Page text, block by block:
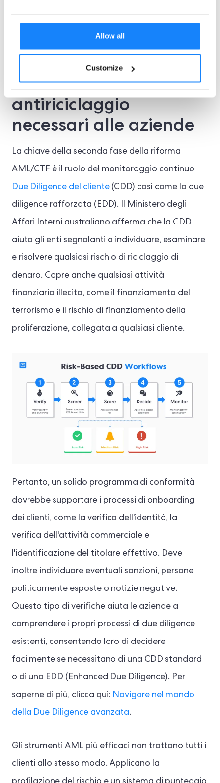
Allow all
Customize
Strumenti di due
diligence sui clienti e
antiriciclaggio
necessari alle aziende
La chiave della seconda fase della riforma
AML/CTF è il ruolo del monitoraggio continuo
Due Diligence del cliente (CDD) così come la due
diligence rafforzata (EDD). Il Ministero degli
Affari Interni australiano afferma che la CDD
aiuta gli enti segnalanti a individuare, esaminare
e risolvere qualsiasi rischio di riciclaggio di
denaro. Copre anche qualsiasi attività
finanziaria illecita, come il finanziamento del
terrorismo e il rischio di finanziamento della
proliferazione, collegata a qualsiasi cliente.
Pertanto, un solido programma di conformità
dovrebbe supportare i processi di onboarding
dei clienti, come la verifica dell'identità, la
verifica dell'attività commerciale e
l'identificazione del titolare effettivo. Deve
inoltre individuare eventuali sanzioni, persone
politicamente esposte o notizie negative.
Questo tipo di verifiche aiuta le aziende a
comprendere i propri processi di due diligence
esistenti, consentendo loro di decidere
facilmente se necessitano di una CDD standard
o di una EDD (Enhanced Due Diligence). Per
saperne di più, clicca qui: Navigare nel mondo
della Due Diligence avanzata.
Gli strumenti AML più efficaci non trattano tutti i
clienti allo stesso modo. Applicano la